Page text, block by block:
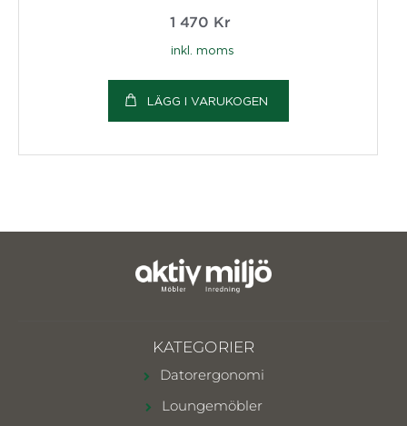
1 470 Kr
inkl. moms
LÄGG I VARUKOGEN
KATEGORIER
Datorergonomi
Loungemöbler